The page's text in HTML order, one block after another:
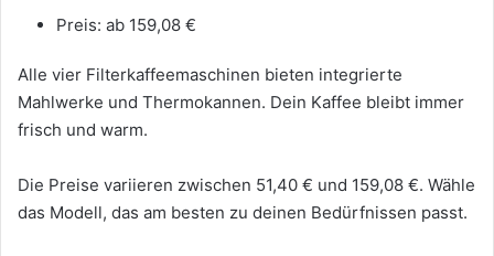
Preis: ab 159,08 €
Alle vier Filterkaffeemaschinen bieten integrierte
Mahlwerke und Thermokannen. Dein Kaffee bleibt immer
frisch und warm.
Die Preise variieren zwischen 51,40 € und 159,08 €. Wähle
das Modell, das am besten zu deinen Bedürfnissen passt.